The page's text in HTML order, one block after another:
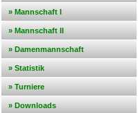
» Mannschaft I
» Mannschaft II
» Damenmannschaft
» Statistik
» Turniere
» Downloads